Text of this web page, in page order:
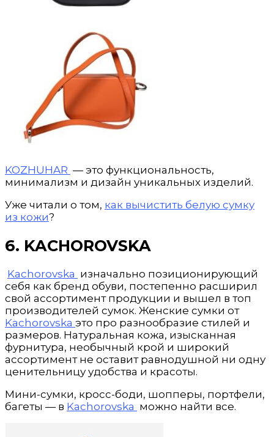
KOZHUHAR — это функциональность,
минимализм и дизайн уникальных изделий.
Уже читали о том, как вычистить белую сумку
из кожи?
6. KACHOROVSKA
Kachorovska изначально позиционирующий
себя как бренд обуви, постепенно расширил
свой ассортимент продукции и вышел в топ
производителей сумок. Женские сумки от
Kachorovska это про разнообразие стилей и
размеров. Натуральная кожа, изысканная
фурнитура, необычный крой и широкий
ассортимент не оставит равнодушной ни одну
ценительницу удобства и красоты.
Мини-сумки, кросс-боди, шопперы, портфели,
багеты — в Kachorovska можно найти все.